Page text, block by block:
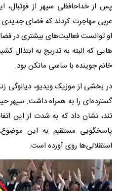
پس از خداحافظی سپهر از فوتبال،
عربی مهاجرت کردند که فضای جدیدی
او توانست فعالیت‌های بیشتری در
هایی که البته به تدریج به ابتذال
خانم جوینده با ساسی مانکن بود.
در بخشی از موزیک ویدیو، دیالوگی
گسترده‌ای را به همراه داشت. سپهر
تند، نشان داد که به شدت از این
پاسخگویی مستقیم به این
استقلالی‌ها روی آورده است.